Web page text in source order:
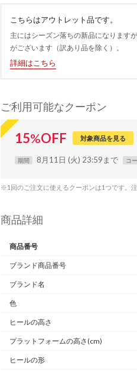
こちらはアウトレット品です。
主にはシーズン落ちの新品になります
がございます（訳あり品を除く）。
詳細はこちら
ご利用可能なクーポン
15%OFF 対象商品を見る
期間 8月11日 (火) 23:59まで コ
※1回のご注文に使えるクーポンは1つです。
商品詳細
商品番号
ブランド商品番号
ブランド名
色
ヒールの高さ
プラットフォームの高さ(cm)
ヒールの形